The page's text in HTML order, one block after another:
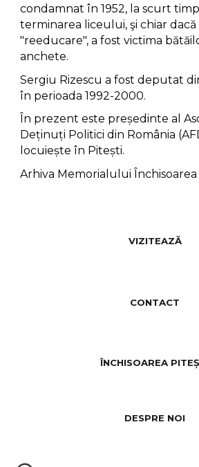
condamnat în 1952, la scurt
terminarea liceului, şi chiar
"reeducare", a fost victima
anchete.
Sergiu Rizescu a fost deputat
în perioada 1992-2000.
În prezent este președinte al
Deținuți Politici din România
locuiește în Pitești.
Arhiva Memorialului
VIZITEAZĂ
CONTACT
ÎNCHISOAREA
DESPRE NOI